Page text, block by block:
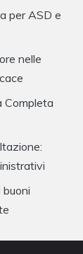
per ASD e
nelle
Completa